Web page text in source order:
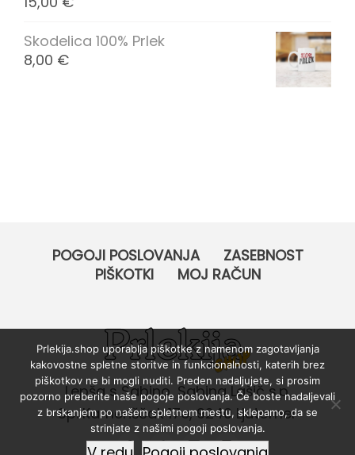
Skodelica 100% Prlek
8,00 €
POGOJI POSLOVANJA
ZASEBNOST
PIŠKOTKI
MOJ RAČUN
Lepša s Sabino, Sabina Lašič s.p.
Sp. Kamenščak 17e, 9240 Ljutomer
Prlekija.shop uporablja piškotke z namenom zagotavljanja
kakovostne spletne storitve in funkcionalnosti, katerih brez
piškotkov ne bi mogli nuditi. Preden nadaljujete, si prosim
pozorno preberite naše pogoje poslovanja. Če boste nadaljevali
z brskanjem po našem spletnem mestu, sklepamo, da se
strinjate z našimi pogoji poslovanja.